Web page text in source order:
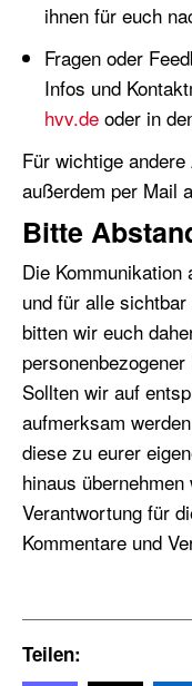
ihnen für euch
Fragen oder
Infos und
hvv.de oder in
Für wichtige
außerdem per Mail
Bitte
Die
und für alle
bitten wir euch
Sollten wir auf
aufmerksam
diese zu eurer
hinaus
Verantwortung für
Kommentare und
Teilen: